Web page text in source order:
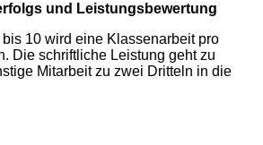
und Leistungsbewertung
bis 10 wird eine Klassenarbeit pro
Die schriftliche Leistung geht zu
Mitarbeit zu zwei Dritteln in die